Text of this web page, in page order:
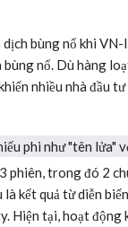
bùng nổ khi
nổ. Dù hàng
nhiều nhà đầu